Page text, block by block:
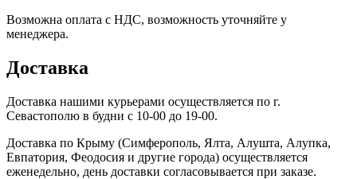
Возможна оплата с НДС, возможность уточняйте у
менеджера.
Доставка
Доставка нашими курьерами осуществляется по г.
Севастополю в будни с 10-00 до 19-00.
Доставка по Крыму (Симферополь, Ялта, Алушта, Алупка,
Евпатория, Феодосия и другие города) осуществляется
еженедельно, день доставки согласовывается при заказе.